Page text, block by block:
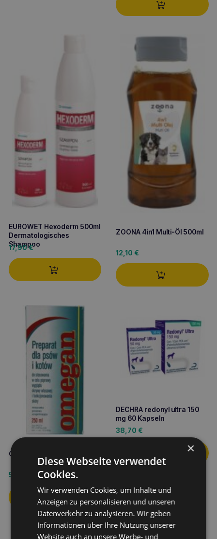
EUROWET Hexoderm 500ml
Dermatologisches
Shampoo
17,90€
ZOONA 4in1 Multi-Öl 500ml
12,10 €
CONSROL Omegan 250 ml
5,40
DECHRA redonyl ultra 150
mg 60 Kapseln
38,70 €
×
Diese Webseite verwendet
Cookies.
Wir verwenden Cookies, um Inhalte und
Anzeigen zu personalisieren und unseren
Datenverkehr zu analysieren. Wir geben
Informationen über Ihre Nutzung unserer
Website auch an unsere Werbe- und